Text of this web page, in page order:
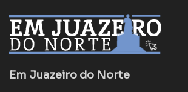
Em Juazeiro do Norte